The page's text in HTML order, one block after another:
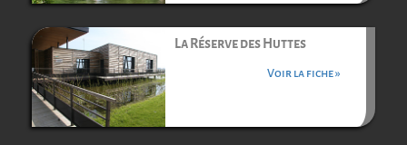
La Réserve des Huttes
Voir la fiche »